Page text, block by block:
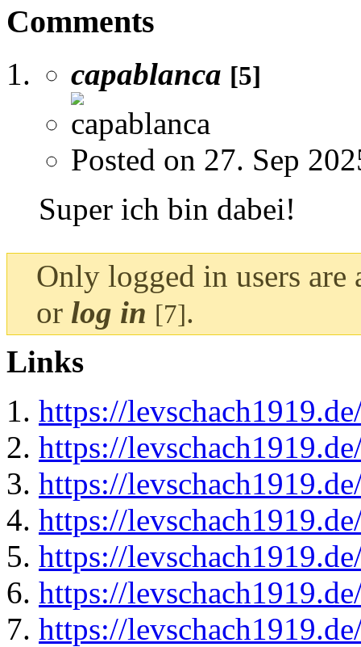
Comments
capablanca [5]
Posted on 27. Sep
Super ich bin dabei!
Only logged in users
or log in [7].
Links
https://
https://
https://
https://
https://
https://
https://